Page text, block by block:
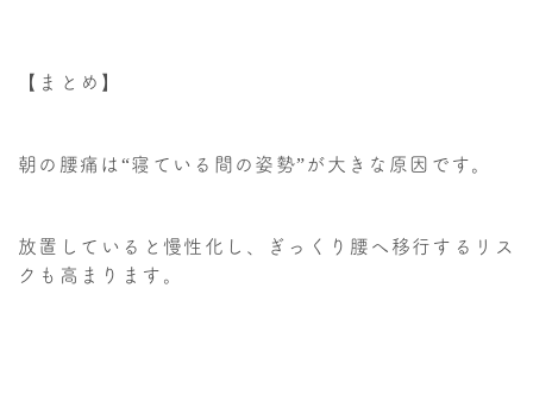
【まとめ】
朝の腰痛は“寝ている間の姿勢”が大きな原因です。
放置していると慢性化し、ぎっくり腰へ移行するリス
クも高まります。